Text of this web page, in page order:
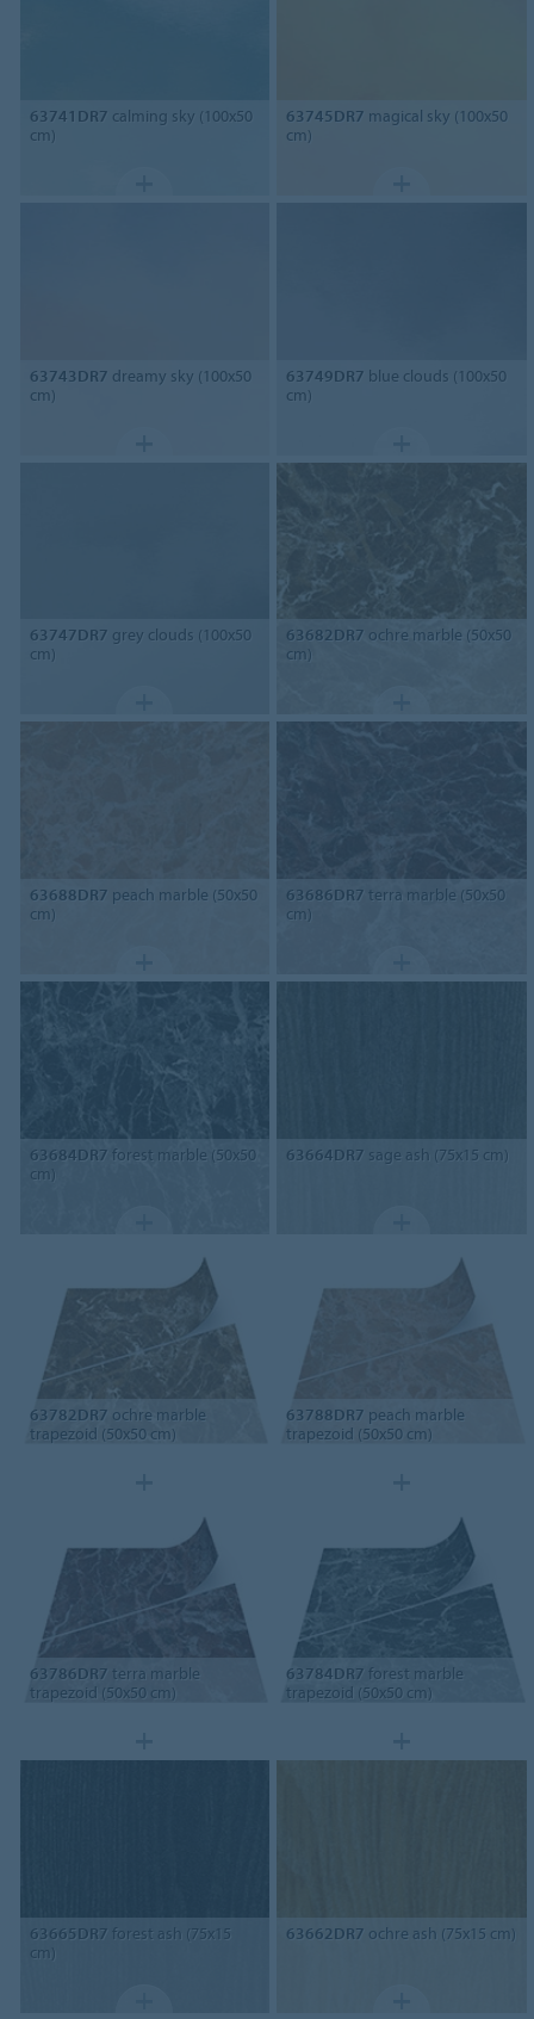
63741DR7 calming sky (100x50
cm)
63745DR7 magical sky (100x50
cm)
63743DR7 dreamy sky (100x50
cm)
63749DR7 blue clouds (100x50
cm)
63747DR7 grey clouds (100x50
cm)
63682DR7 ochre marble (50x50
cm)
63688DR7 peach marble (50x50
cm)
63686DR7 terra marble (50x50
cm)
63684DR7 forest marble (50x50
cm)
63664DR7 sage ash (75x15 cm)
63782DR7 ochre marble
trapezoid (50x50 cm)
63788DR7 peach marble
trapezoid (50x50 cm)
63786DR7 terra marble
trapezoid (50x50 cm)
63784DR7 forest marble
trapezoid (50x50 cm)
63665DR7 forest ash (75x15
cm)
63662DR7 ochre ash (75x15 cm)